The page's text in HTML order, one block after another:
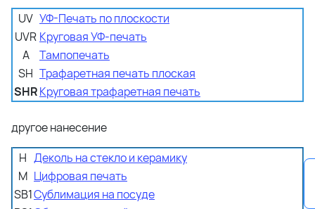
UV УФ-Печать по плоскости
UVR Круговая УФ-печать
A
Тампопечать
SH Трафаретная печать плоская
SHRКруговая трафаретная печать
другое нанесение
H Деколь на стекло и керамику
M Цифровая печать
SB1Сублимация на посуде